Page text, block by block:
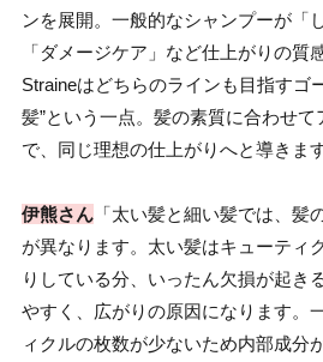
ンを展開。一般的なシャンプーが「
「ダメージケア」など仕上がりの質
Straineはどちらのラインも目指すゴ
髪”という一点。髪の素質に合わせて
で、同じ理想の仕上がりへと導きます
伊熊さん 「太い髪と細い髪では、髪
が異なります。太い髪はキューティ
りしている分、いったん欠損が起き
やすく、広がりの原因になります。
ィクルの枚数が少ないため内部成分